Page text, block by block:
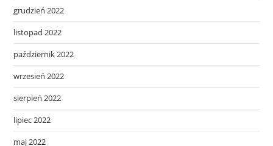
grudzień 2022
listopad 2022
październik 2022
wrzesień 2022
sierpień 2022
lipiec 2022
maj 2022